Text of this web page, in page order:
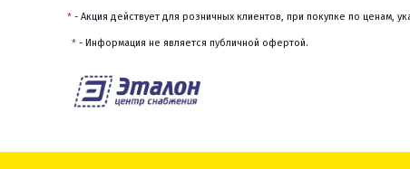
* - Акция действует для розничных клиентов, при покупке по ценам,
* - Информация не является публичной офертой.